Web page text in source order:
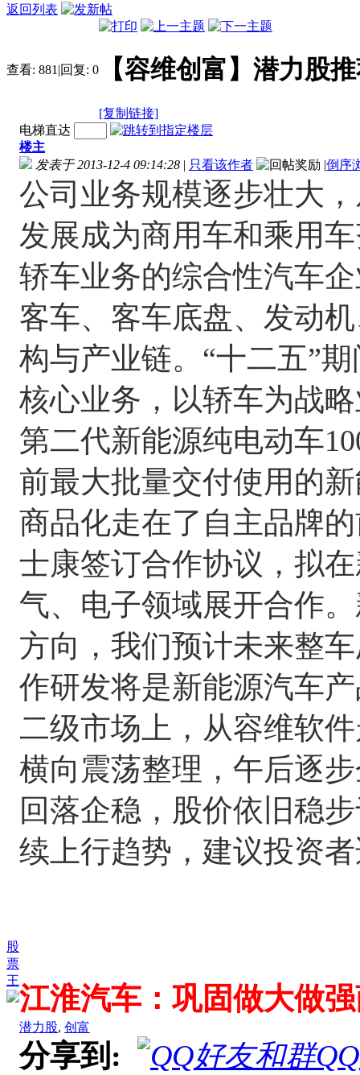
返回列表
查看: 881 |回复: 0 【容维创富】潜力股
[复制链接]
股
票
王
电梯直达
楼主
发表于 2013-12-4 09:14:28 | 只看该作者 |倒序
公司业务规模逐步壮大
发展成为商用车和乘用
轿车业务的综合性汽车
客车、客车底盘、发动
构与产业链。“十二五”
核心业务，以轿车为战
第二代新能源纯电动车
前最大批量交付使用的
商品化走在了自主品牌
士康签订合作协议，拟
气、电子领域展开合作
方向，我们预计未来整
作研发将是新能源汽车
二级市场上，从容维软
横向震荡整理，午后逐
回落企稳，股价依旧稳
续上行趋势，建议投资
江淮汽车：巩固做大做
潜力股, 创富
分享到: